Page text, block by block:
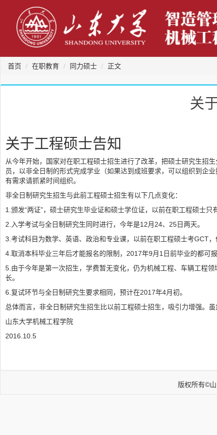
首页 在职教育 同力硕士 正文
关
关于工程硕士告知
从今年开始，国家对在职工程硕士招生进行了改革，把硕士研究生招
员，以非全日制的形式完成学业（如果达到成班要求，可以组织到企
有需求请抓紧时间组织。
非全日制研究生招生与此前工程硕士招生有以下几点变化：
1.颁发“两证”，硕士研究生毕业证和硕士学位证，以前在职工程硕士只
2.入学考试与全日制研究生同时进行，今年是12月24、25日两天。
3.考试科目为数学、英语、政治和专业课，以前在职工程硕士考GCT
4.取消本科毕业三年后才能报名的限制，2017年9月1日前毕业的都可
5.由于今年是第一次招生，学费暂无变化，仍为机械工程、车辆工程
长。
6.复试环节与全日制研究生要求相同，预计在2017年4月初。
总体而言，非全日制研究生招生比以前工程硕士招生，吸引力增强。
山东大学机械工程学院
2016.10.5
版权所有©